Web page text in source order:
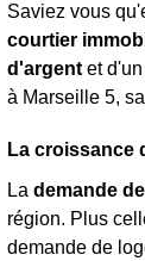
Saviez vous
courtier
d'argent et d'un
à Marseille 5,
La croissance
La demande
région. Plus
demande de